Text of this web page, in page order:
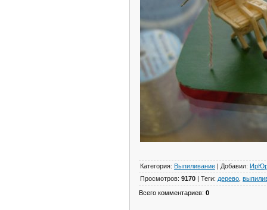
Категория: Выпиливание | Добавил:
Просмотров: 9170 | Теги: дерево
Всего комментариев: 0